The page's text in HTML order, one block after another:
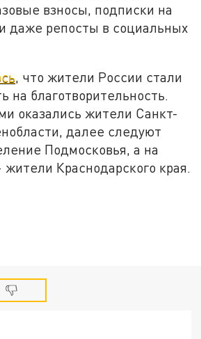
взносы, подписки на
даже репосты в социальных
, что жители России стали
на благотворительность.
оказались жители Санкт-
далее следуют
Подмосковья, а на
Краснодарского края.